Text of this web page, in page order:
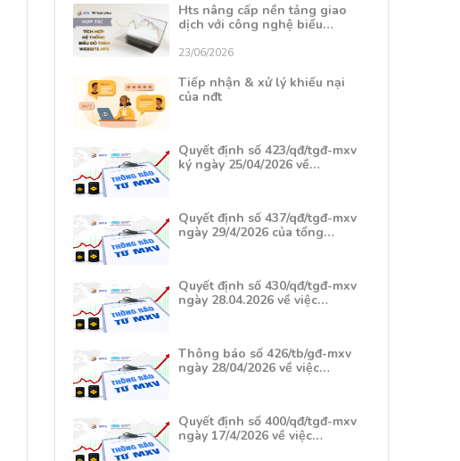
Hts nâng cấp nền tảng giao
dịch với công nghệ biểu…
23/06/2026
Tiếp nhận & xử lý khiếu nại
của nđt
Quyết định số 423/qđ/tgđ-mxv
ký ngày 25/04/2026 về…
Quyết định số 437/qđ/tgđ-mxv
ngày 29/4/2026 của tổng…
Quyết định số 430/qđ/tgđ-mxv
ngày 28.04.2026 về việc…
Thông báo số 426/tb/gđ-mxv
ngày 28/04/2026 về việc…
Quyết định số 400/qđ/tgđ-mxv
ngày 17/4/2026 về việc…